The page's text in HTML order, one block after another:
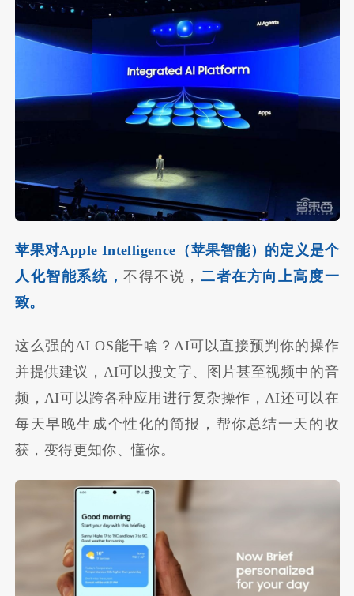
苹果对Apple Intelligence（苹果智能）的定义是个
人化智能系统，不得不说， 二者在方向上高度一
致。
这么强的AI OS能干啥？AI可以直接预判你的操作
并提供建议，AI可以搜文字、图片甚至视频中的音
频，AI可以跨各种应用进行复杂操作，AI还可以在
每天早晚生成个性化的简报，帮你总结一天的收
获，变得更知你、懂你。